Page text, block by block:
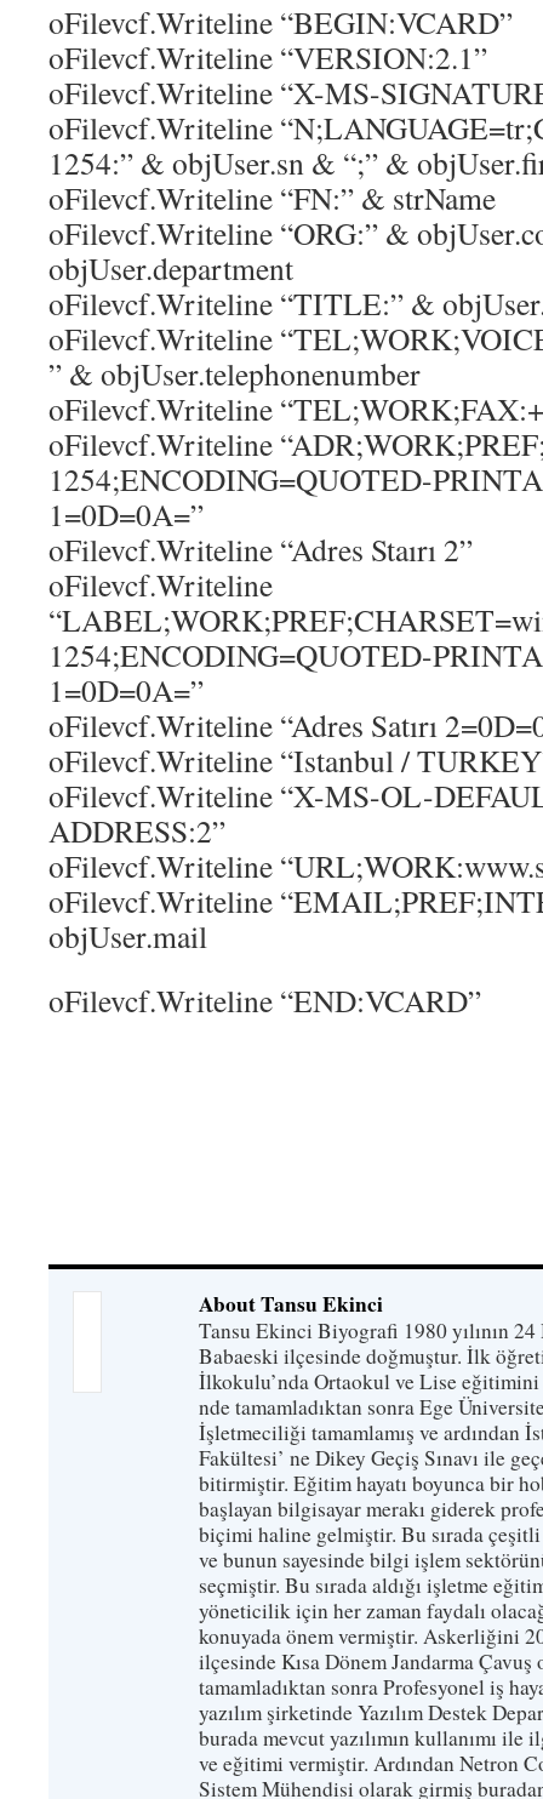
oFilevcf.Writeline “BEGIN:VCARD”
oFilevcf.Writeline “VERSION:2.1”
oFilevcf.Writeline “X-MS-
oFilevcf.Writeline
1254:” & objUser.sn & “;” &
oFilevcf.Writeline “FN:” & strName
oFilevcf.Writeline “ORG:” &
objUser.department
oFilevcf.Writeline “TITLE:” &
oFilevcf.Writeline
” & objUser.telephonenumber
oFilevcf.Writeline
oFilevcf.Writeline
1254;ENCODING=QUOTED-
1=0D=0A=”
oFilevcf.Writeline “Adres Staırı 2”
oFilevcf.Writeline
1254;ENCODING=QUOTED-
1=0D=0A=”
oFilevcf.Writeline “Adres Satırı
oFilevcf.Writeline “Istanbul /
oFilevcf.Writeline “X-MS-OL-
ADDRESS:2”
oFilevcf.Writeline
oFilevcf.Writeline
objUser.mail
oFilevcf.Writeline “END:VCARD”
About Tansu Ekinci
Tansu Ekinci Biyografi 1980 yılının 24
Babaeski ilçesinde doğmuştur. İlk
İlkokulu’nda Ortaokul ve Lise
nde tamamladıktan sonra Ege
İşletmeciliği tamamlamış ve ardından
Fakültesi’ ne Dikey Geçiş Sınavı ile
bitirmiştir. Eğitim hayatı boyunca bir
başlayan bilgisayar merakı giderek
biçimi haline gelmiştir. Bu sırada
ve bunun sayesinde bilgi işlem
seçmiştir. Bu sırada aldığı işletme
yöneticilik için her zaman faydalı
konuyada önem vermiştir. Askerliğini
ilçesinde Kısa Dönem Jandarma Çavuş
tamamladıktan sonra Profesyonel iş
yazılım şirketinde Yazılım Destek
burada mevcut yazılımın kullanımı
ve eğitimi vermiştir. Ardından Netron
Sistem Mühendisi olarak girmiş